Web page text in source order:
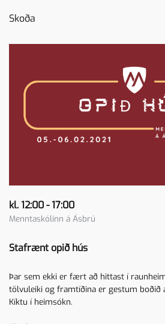
Skoða
kl. 12:00 - 17:00
Menntaskólinn á Ásbrú
Stafrænt opið hús
Þar sem ekki er fært að hittast í
tölvuleiki og framtíðina er gestum boðið
Kíktu í heimsókn.